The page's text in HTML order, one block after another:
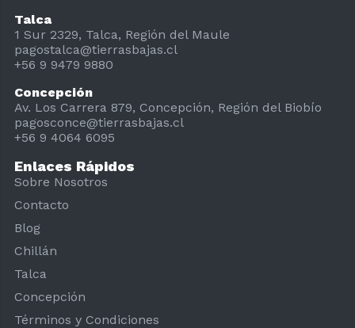
Talca
1 Sur 2329, Talca, Región del Maule
pagostalca@tierrasbajas.cl
+56 9 9479 9880
Concepción
Av. Los Carrera 879, Concepción, Región del Biobío
pagosconce@tierrasbajas.cl
+56 9 4064 6095
Enlaces Rápidos
Sobre Nosotros
Contacto
Blog
Chillán
Talca
Concepción
Términos y Condiciones